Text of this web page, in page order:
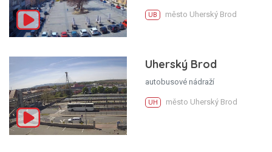
UB město Uherský Brod
Uherský Brod
autobusové nádraží
UH město Uherský Brod